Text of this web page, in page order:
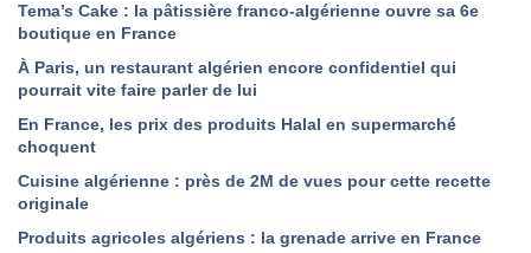
Tema’s Cake : la pâtissière franco-algérienne ouvre sa 6e
boutique en France
À Paris, un restaurant algérien encore confidentiel qui
pourrait vite faire parler de lui
En France, les prix des produits Halal en supermarché
choquent
Cuisine algérienne : près de 2M de vues pour cette recette
originale
Produits agricoles algériens : la grenade arrive en France